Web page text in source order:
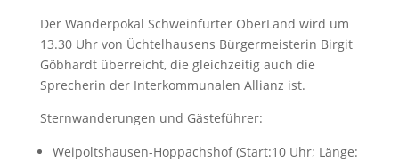
Der Wanderpokal Schweinfurter OberLand wird um
13.30 Uhr von Üchtelhausens Bürgermeisterin Birgit
Göbhardt überreicht, die gleichzeitig auch die
Sprecherin der Interkommunalen Allianz ist.
Sternwanderungen und Gästeführer:
Weipoltshausen-Hoppachshof (Start:10 Uhr; Länge: